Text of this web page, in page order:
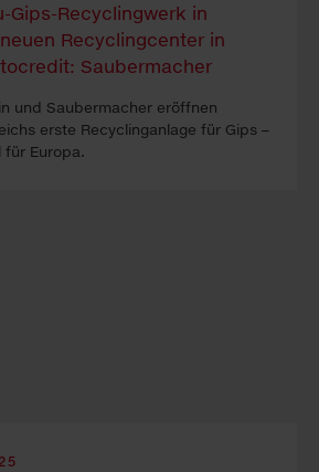
und Saubermacher eröffnen
erste Recyclinganlage für Gips –
für Europa.